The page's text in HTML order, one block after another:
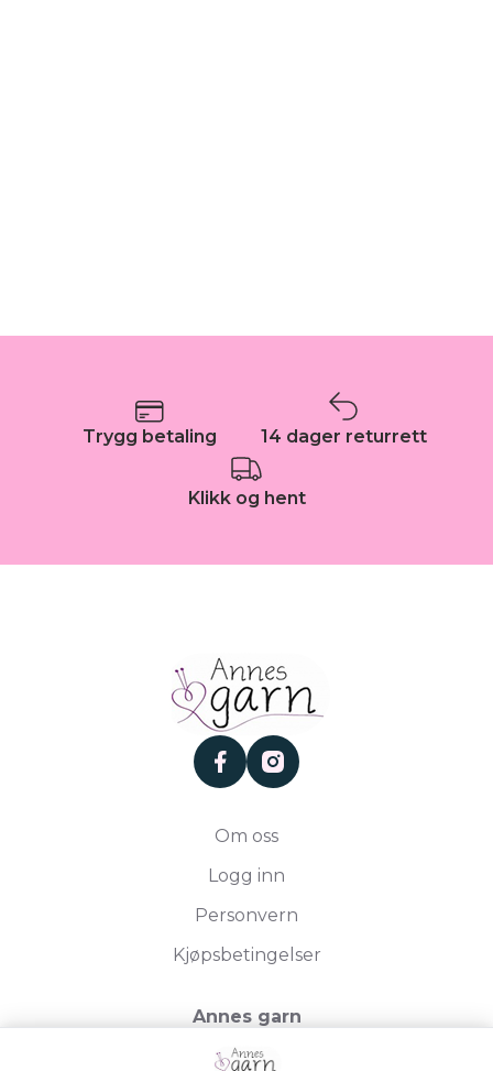
Trygg betaling 14 dager returrett
Klikk og hent
facebookinstagram
Om oss
Logg inn
Personvern
Kjøpsbetingelser
Annes garn
Storgata 19, 2750 Gran